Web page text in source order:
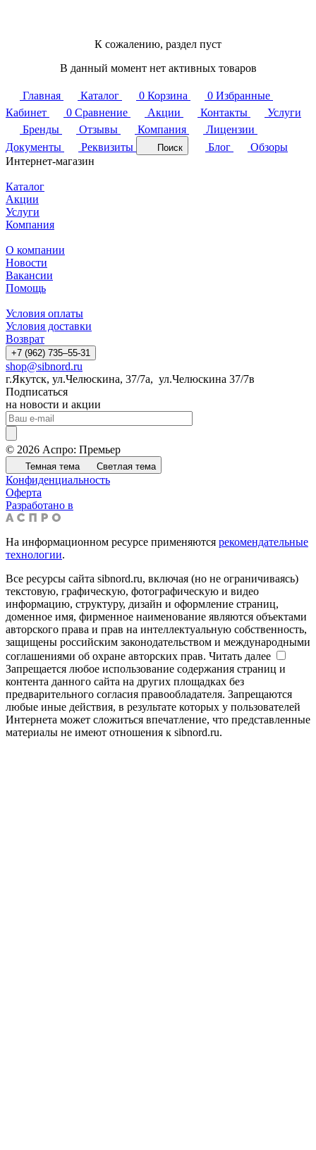
К сожалению, раздел пуст
В данный момент нет активных товаров
Главная Каталог 0 Корзина 0 Избранные
Кабинет
0 Сравнение Акции Контакты
Услуги
Бренды
Отзывы Компания
Лицензии
Документы
Реквизиты Поиск Блог
Обзоры
Интернет-магазин
Каталог
Акции
Услуги
Компания
О компании
Новости
Вакансии
Помощь
Условия оплаты
Условия доставки
Возврат
+7 (962) 735‒55-31
shop@sibnord.ru
​г.Якутск, ул.Челюскина, 37/7а, ул.Челюскина 37/7в
Подписаться
на новости и акции
© 2026 Аспро: Премьер
Темная тема Светлая тема
Конфиденциальность
Оферта
Разработано в
На информационном ресурсе применяются рекомендательные
технологии.
Все ресурсы сайта sibnord.ru, включая (но не ограничиваясь)
текстовую, графическую, фотографическую и видео
информацию, структуру, дизайн и оформление страниц,
доменное имя, фирменное наименование являются объектами
авторского права и прав на интеллектуальную собственность,
защищены российским законодательством и международными
соглашениями об охране авторских прав. Читать далее
Запрещается любое использование содержания страниц и
контента данного сайта на других площадках без
предварительного согласия правообладателя. Запрещаются
любые иные действия, в результате которых у пользователей
Интернета может сложиться впечатление, что представленные
материалы не имеют отношения к sibnord.ru.